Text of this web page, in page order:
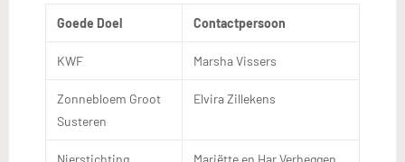
Goede Doel Contactpersoon
KWF Marsha Vissers
Zonnebloem Groot
Susteren
Elvira Zillekens
Nierstichting Mariëtte en Har Verheggen